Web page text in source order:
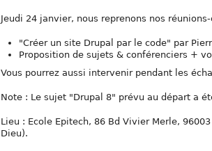
Jeudi 24 janvier, nous reprenons nos
"Créer un site Drupal par le code" par
Proposition de sujets & conférenciers +
Vous pourrez aussi intervenir pendant les
Note : Le sujet "Drupal 8" prévu au départ a
Lieu : Ecole Epitech, 86 Bd Vivier Merle,
Dieu).